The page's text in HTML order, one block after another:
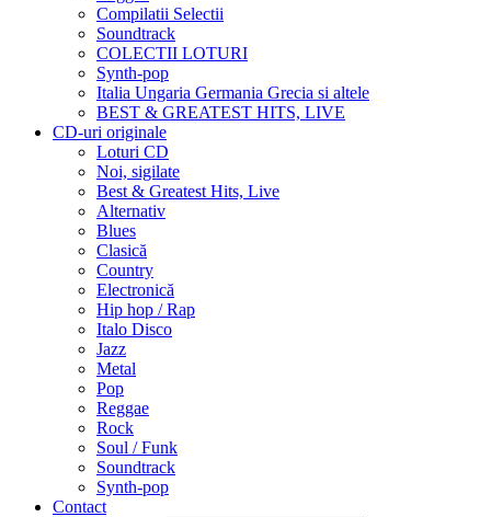
Compilatii Selectii
Soundtrack
COLECTII LOTURI
Synth-pop
Italia Ungaria Germania Grecia si altele
BEST & GREATEST HITS, LIVE
CD-uri originale
Loturi CD
Noi, sigilate
Best & Greatest Hits, Live
Alternativ
Blues
Clasică
Country
Electronică
Hip hop / Rap
Italo Disco
Jazz
Metal
Pop
Reggae
Rock
Soul / Funk
Soundtrack
Synth-pop
Contact